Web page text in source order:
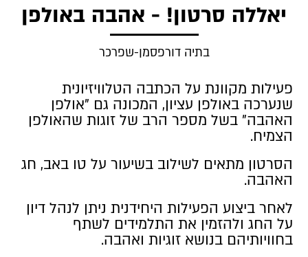
יאללה סרטון! - אהבה באולפן
בתיה דורפסמן-שפרכר
פעילות מקוונת על הכתבה הטלוויזיונית
שנערכה באולפן עציון, המכונה גם "אולפן
האהבה" בשל מספר הרב של זוגות שהאולפן
הצמיח.
הסרטון מתאים לשילוב בשיעור על טו באב, חג
האהבה.
לאחר ביצוע הפעילות היחידנית ניתן לנהל דיון
על החג ולהזמין את התלמידים לשתף
בחוויותיהם בנושא זוגיות ואהבה.